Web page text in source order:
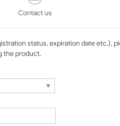
Contact us
status, expiration date etc.),
the product.